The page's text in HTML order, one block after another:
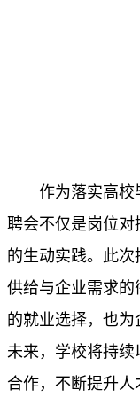
作为落实高校
聘会不仅是岗位
的生动实践。此次
供给与企业需求
的就业选择，也为
未来，学校将持
合作，不断提升